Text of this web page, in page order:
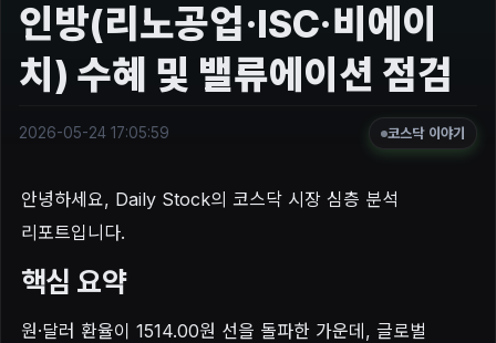
인방(리노공업·ISC·비에이
치) 수혜 및 밸류에이션 점검
2026-05-24 17:05:59 코스닥 이야기
안녕하세요, Daily Stock의 코스닥 시장 심층 분석
리포트입니다.
핵심 요약
원·달러 환율이 1514.00원 선을 돌파한 가운데, 글로벌